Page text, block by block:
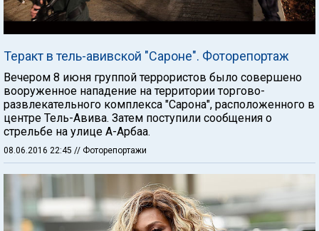
Теракт в тель-авивской "Сароне". Фоторепортаж
Вечером 8 июня группой террористов было совершено
вооруженное нападение на территории торгово-
развлекательного комплекса "Сарона", расположенного в
центре Тель-Авива. Затем поступили сообщения о
стрельбе на улице А-Арбаа.
08.06.2016 22:45 // Фоторепортажи